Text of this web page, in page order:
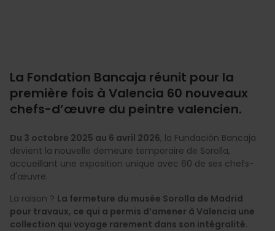
La Fondation Bancaja réunit pour la
première fois à Valencia 60 nouveaux
chefs-d’œuvre du peintre valencien.
Du 3 octobre 2025 au 6 avril 2026, la Fundación Bancaja
devient la nouvelle demeure temporaire de Sorolla,
accueillant une exposition unique avec 60 de ses chefs-
d'œuvre.
La raison ? La fermeture du musée Sorolla de Madrid
pour travaux, ce qui a permis d’amener à Valencia une
collection qui voyage rarement dans son intégralité.